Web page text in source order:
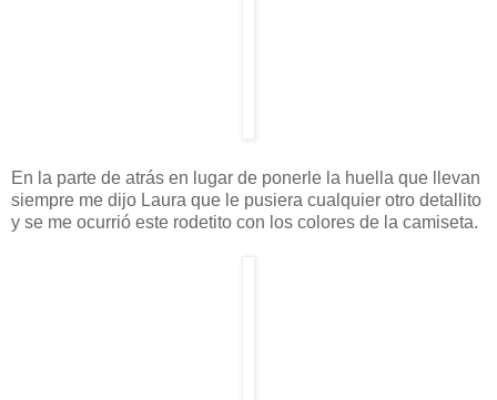
En la parte de atrás en lugar de ponerle la huella que llevan
siempre me dijo Laura que le pusiera cualquier otro detallito
y se me ocurrió este rodetito con los colores de la camiseta.